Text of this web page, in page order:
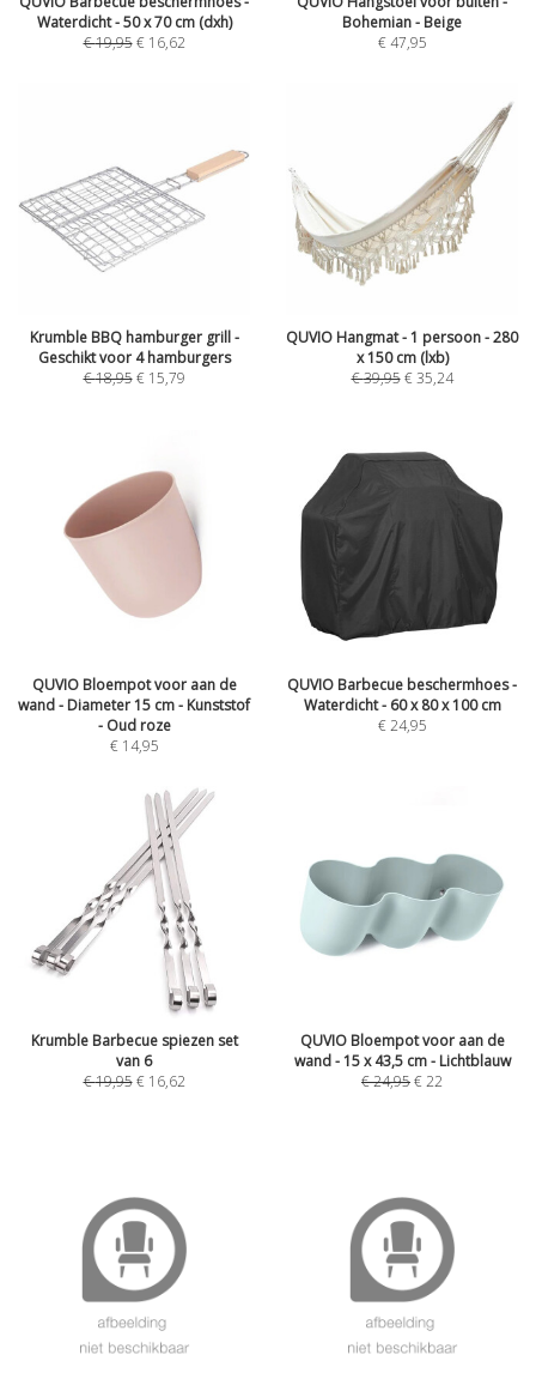
Waterdicht - 50 x 70 cm (dxh)
€19,95 € 16,62
Bohemian - Beige
€47,95
Krumble BBQ hamburger grill -
Geschikt voor 4 hamburgers
€18,95 € 15,79
QUVIO Hangmat - 1 persoon - 280
x 150 cm (lxb)
€39,95 €35,24
QUVIO Bloempot voor aan de
wand - Diameter 15 cm - Kunststof
- Oud roze
€ 14,95
QUVIO Barbecue beschermhoes -
Waterdicht - 60 x 80 x 100 cm
€24,95
Krumble Barbecue spiezen set
van 6
€19,95 € 16,62
QUVIO Bloempot voor aan de
wand - 15 x 43,5 cm - Lichtblauw
€24,95€22